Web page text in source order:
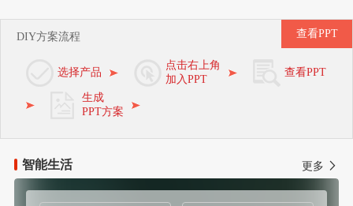
DIY方案流程
选择产品
点击右上角
加入PPT
查看PPT
生成
PPT方案
查看PPT
智能生活 更多